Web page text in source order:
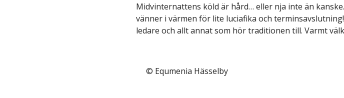
Midvinternattens köld är hård… eller nja inte än
vänner i värmen för lite luciafika och
ledare och allt annat som hör traditionen till. Varmt
© Equmenia Hässelby